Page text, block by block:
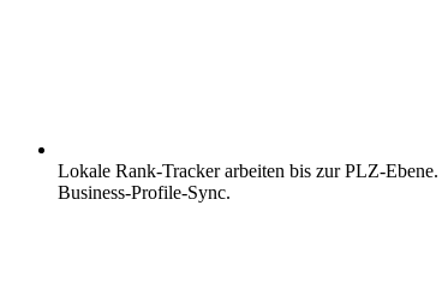
Lokale Rank-Tracker arbeiten bis zur PLZ-Ebene.
Business-Profile-Sync.